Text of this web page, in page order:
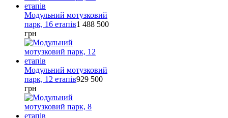
Модульний мотузковий
парк, 16 етапів1 488 500
грн
Модульний мотузковий
парк, 12 етапів929 500
грн